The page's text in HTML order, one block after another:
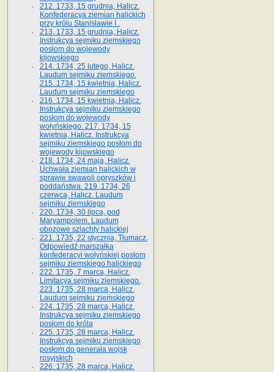
212. 1733, 15 grudnia, Halicz.
Konfederacya ziemian halickich
przy królu Stanisławie I .
213. 1733, 15 grudnia, Halicz.
Instrukcya sejmiku ziemskiego
posłom do wojewody
kijowskiego
214. 1734, 25 lutego, Halicz.
Laudum sejmiku ziemskiego.
215. 1734, 15 kwietnia, Halicz.
Laudum sejmiku ziemskiego
216. 1734, 15 kwietnia, Halicz.
Instrukcya sejmiku ziemskiego
posłom do wojewody
wołyńskiego. 217. 1734, 15
kwietnia, Halicz. Instrukcya
sejmiku ziemskiego posłom do
wojewody kijowskiego
218. 1734, 24 maja, Halicz.
Uchwała ziemian halickich w
sprawie swawoli opryszków i
poddaństwa. 219. 1734, 26
czerwca, Halicz. Laudum
sejmiku ziemskiego
220. 1734, 30 lipca, pod
Maryampolem. Laudum
obozowe szlachty halickiej
221. 1735, 22 stycznia, Tłumacz.
Odpowiedź marszałka
konfederacyi wołyńskiej posłom
sejmiku ziemskiego halickiego
222. 1735, 7 marca, Halicz.
Limitacya sejmiku ziemskiego.
223. 1735, 28 marca, Halicz.
Laudum sejmiku ziemskiego
224. 1735, 28 marca, Halicz.
Instrukcya sejmiku ziemskiego
posłom do króla
225. 1735, 28 marca, Halicz.
Instrukcya sejmiku ziemskiego
posłom do generała wojsk
rosyjskich
226. 1735, 28 marca, Halicz.